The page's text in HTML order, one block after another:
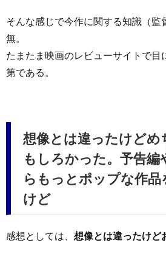
そんな感じで今作に関する知識（監
無。
たまたま映画のレビューサイトで目
第である。
想像とは違ったけどめ
もしろかった。予告編
らもっとポップな作品
けど
感想としては、 想像とは違ったけど